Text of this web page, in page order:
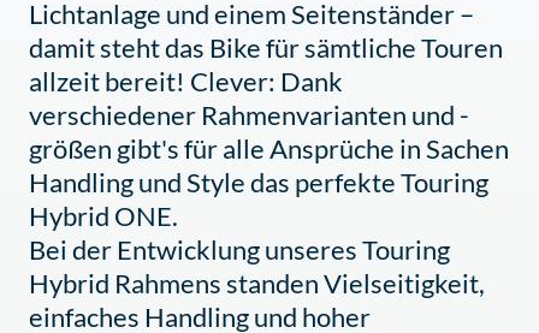
Lichtanlage und einem Seitenständer –
damit steht das Bike für sämtliche Touren
allzeit bereit! Clever: Dank
verschiedener Rahmenvarianten und -
größen gibt's für alle Ansprüche in Sachen
Handling und Style das perfekte Touring
Hybrid ONE.
Bei der Entwicklung unseres Touring
Hybrid Rahmens standen Vielseitigkeit,
einfaches Handling und hoher